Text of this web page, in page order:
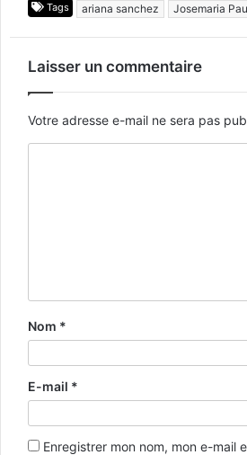
Tags ariana sanchez Josemaria
Laisser un commentaire
Votre adresse e-mail ne sera pas
Nom *
E-mail *
Enregistrer mon nom, mon e-mail